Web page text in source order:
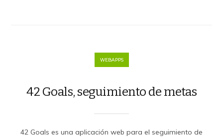
WEBAPPS
42 Goals, seguimiento de metas
42 Goals es una aplicación web para el seguimiento de